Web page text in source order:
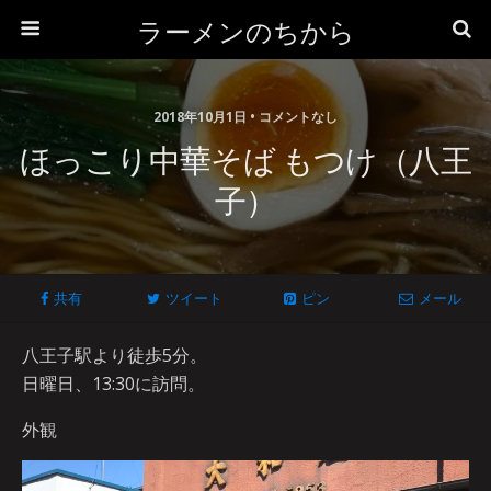
ラーメンのちから
2018年10月1日 • コメントなし
ほっこり中華そば もつけ（八王
子）
共有 ツイート ピン メール
八王子駅より徒歩5分。
日曜日、13:30に訪問。
外観